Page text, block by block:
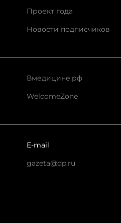
Проект года
Новости подписчиков
Вмедицине.рф
WelcomeZone
E-mail
gazeta@dp.ru